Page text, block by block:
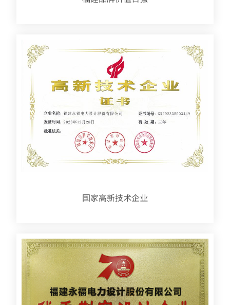
国家高新技术企业